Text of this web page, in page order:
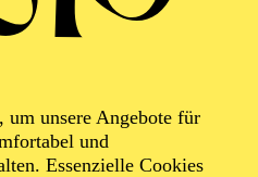
unsere Angebote für
und
Essenzielle Cookies